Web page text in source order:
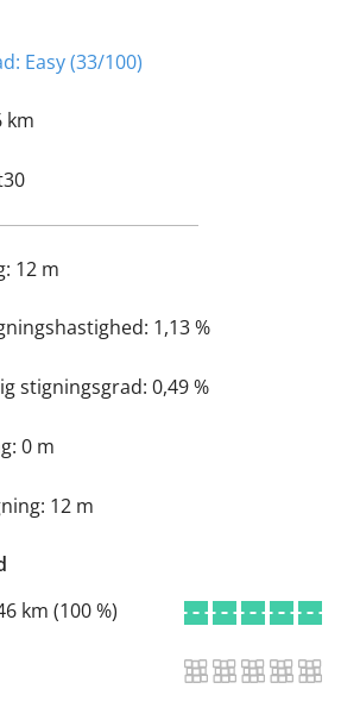
Easy (33/100)
km
12 m
1,13 %
stigningsgrad: 0,49 %
0 m
12 m
km (100 %)